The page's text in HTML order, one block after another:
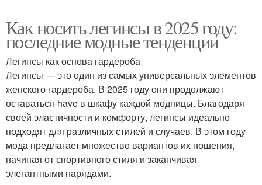
Как носить легинсы в 2025 году:
последние модные тенденции
Легинсы как основа гардероба
Легинсы — это один из самых универсальных элементов
женского гардероба. В 2025 году они продолжают
оставаться-have в шкафу каждой модницы. Благодаря
своей эластичности и комфорту, легинсы идеально
подходят для различных стилей и случаев. В этом году
мода предлагает множество вариантов их ношения,
начиная от спортивного стиля и заканчивая
элегантными нарядами.